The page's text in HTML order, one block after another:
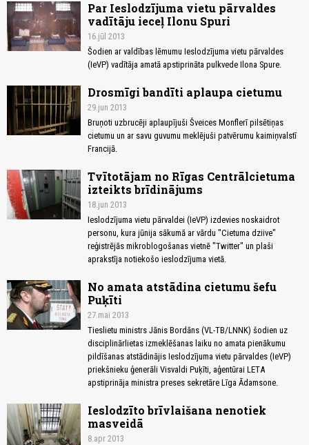
Par Ieslodzījuma vietu pārvaldes
vadītāju ieceļ Ilonu Spuri
16.jūl 2013
Šodien ar valdības lēmumu Ieslodzījuma vietu pārvaldes
(IeVP) vadītāja amatā apstiprināta pulkvede Ilona Spure.
Drosmīgi bandīti aplaupa cietumu
29.jun 2013
Bruņoti uzbrucēji aplaupījuši Šveices Monflerī pilsētiņas
cietumu un ar savu guvumu meklējuši patvērumu kaimiņvalstī
Francijā.
Tvītotājam no Rīgas Centrālcietuma
izteikts brīdinājums
18.jun 2013
Ieslodzījuma vietu pārvaldei (IeVP) izdevies noskaidrot
personu, kura jūnija sākumā ar vārdu "Cietuma dziive"
reģistrējās mikroblogošanas vietnē "Twitter" un plaši
aprakstīja notiekošo ieslodzījuma vietā.
No amata atstādina cietumu šefu
Puķīti
27.mai 2013
Tieslietu ministrs Jānis Bordāns (VL-TB/LNNK) šodien uz
disciplinārlietas izmeklēšanas laiku no amata pienākumu
pildīšanas atstādinājis Ieslodzījuma vietu pārvaldes (IeVP)
priekšnieku ģenerāli Visvaldi Puķīti, aģentūrai LETA
apstiprināja ministra preses sekretāre Līga Ādamsone.
Ieslodzīto brīvlaišana nenotiek
masveidā
8.apr 2013